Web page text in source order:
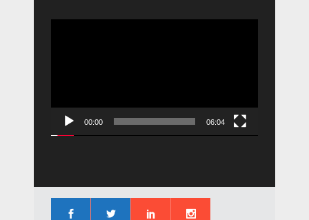
00:00 06:04